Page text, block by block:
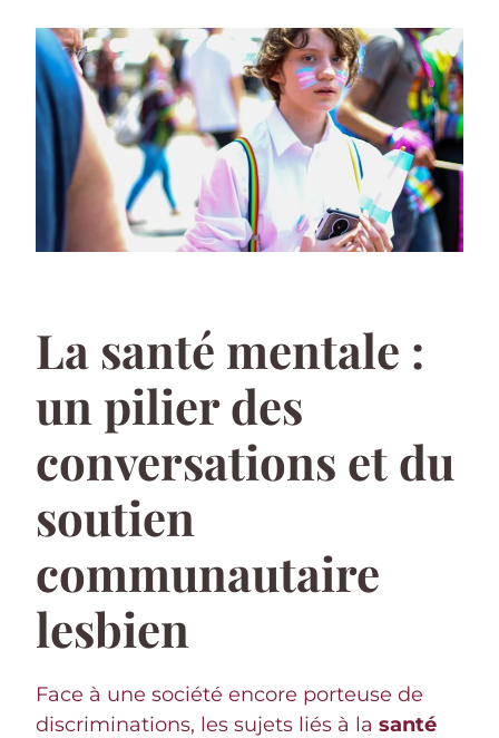
La santé mentale :
un pilier des
conversations et du
soutien
communautaire
lesbien
Face à une société encore porteuse de
discriminations, les sujets liés à la santé